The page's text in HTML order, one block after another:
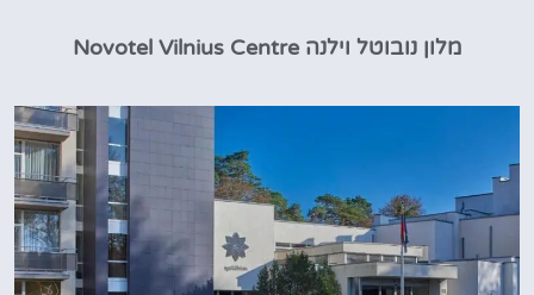
מלון נובוטל וילנה Novotel Vilnius Centre